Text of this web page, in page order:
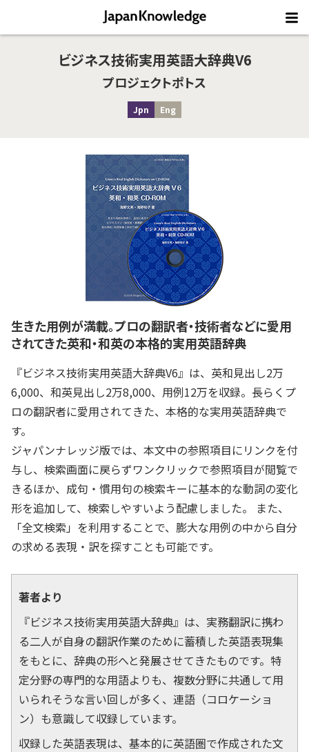
ビジネス技術実用英語大辞典V6
プロジェクトポトス
Jpn Eng
生きた用例が満載。プロの翻訳者・技術者などに愛用
されてきた英和・和英の本格的実用英語辞典
『ビジネス技術実用英語大辞典V6』は、英和見出し2万
6,000、和英見出し2万8,000、用例12万を収録。長らくプ
ロの翻訳者に愛用されてきた、本格的な実用英語辞典で
す。
ジャパンナレッジ版では、本文中の参照項目にリンクを付
与し、検索画面に戻らずワンクリックで参照項目が閲覧で
きるほか、成句・慣用句の検索キーに基本的な動詞の変化
形を追加して、検索しやすいよう配慮しました。 また、
「全文検索」を利用することで、膨大な用例の中から自分
の求める表現・訳を探すことも可能です。
著者より
『ビジネス技術実用英語大辞典』は、実務翻訳に携わ
る二人が自身の翻訳作業のために蓄積した英語表現集
をもとに、辞典の形へと発展させてきたものです。特
定分野の専門的な用語よりも、複数分野に共通して用
いられそうな言い回しが多く、連語（コロケーショ
ン）も意識して収録しています。
収録した英語表現は、基本的に英語圏で作成された文